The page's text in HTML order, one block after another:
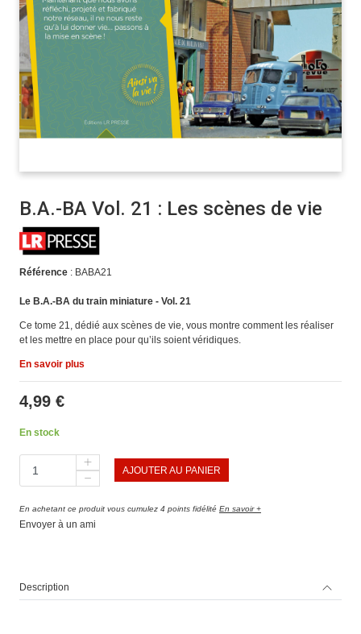
B.A.-BA Vol. 21 : Les scènes de vie
Référence: BABA21
Le B.A.-BA du train miniature - Vol. 21
Ce tome 21, dédié aux scènes de vie, vous montre comment les réaliser
et les mettre en place pour qu’ils soient véridiques.
En savoir plus
4,99 €
En stock
AJOUTER AU PANIER
En achetant ce produit vous cumulez 4 points fidélité En savoir +
Envoyer à un ami
Description